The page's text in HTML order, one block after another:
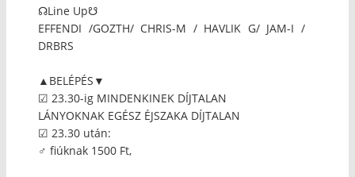
☊Line Up☋
EFFENDI /GOZTH/ CHRIS-M / HAVLIK G/ JAM-I /
DRBRS
▲BELÉPÉS▼
☑ 23.30-ig MINDENKINEK DÍJTALAN
LÁNYOKNAK EGÉSZ ÉJSZAKA DÍJTALAN
☑ 23.30 után:
♂ fiúknak 1500 Ft,